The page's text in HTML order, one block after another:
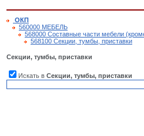
ОКП
560000 МЕБЕЛЬ
568000 Составные части мебели
568100 Секции, тумбы, приставки
Секции, тумбы, приставки
Искать в Секции, тумбы, приставки